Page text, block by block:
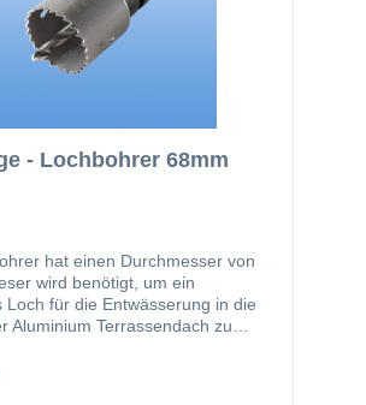
- Lochbohrer 68mm
hat einen Durchmesser von
wird benötigt, um ein
Loch für die Entwässerung in die
Aluminium Terrassendach zu